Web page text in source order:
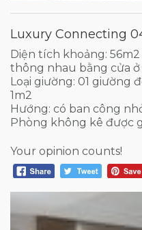
Luxury Connecting
Diện tích khoảng:
thông nhau bằng cửa
Loại giường: 01 giường
1m2
Hướng: có ban công
Phòng không kê được
Your opinion counts!